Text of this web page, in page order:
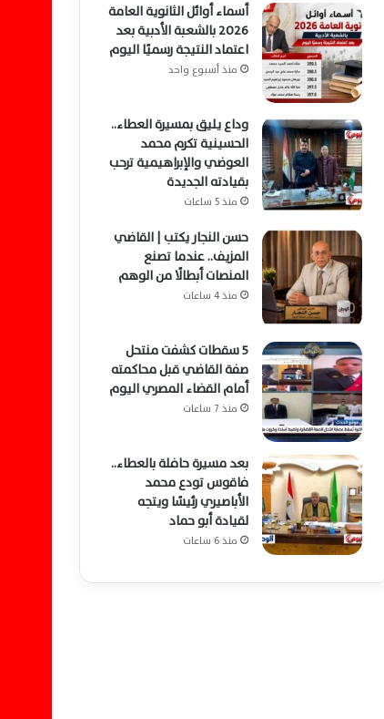
أسماء أوائل الثانوية العامة
2026 بالشعبة الأدبية بعد
اعتماد النتيجة رسميًا اليوم
منذ أسبوع واحد
وداع يليق بمسيرة العطاء..
الحسينية تكرم محمد
العوضي والإبراهيمية ترحب
بقيادته الجديدة
منذ 5 ساعات
حسن النجار يكتب | القاضي
المزيف.. عندما تصنع
المنصات أبطالًا من الوهم
منذ 4 ساعات
5 سقطات كشفت منتحل
صفة القاضي قبل محاكمته
أمام القضاء المصري اليوم
منذ 7 ساعات
بعد مسيرة حافلة بالعطاء..
فاقوس تودع محمد
الأباصيري رئيسًا ويتجه
لقيادة أبو حماد
منذ 6 ساعات